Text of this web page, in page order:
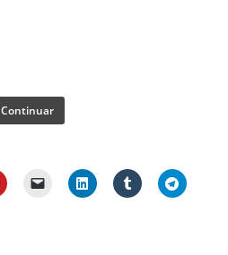
Continuar